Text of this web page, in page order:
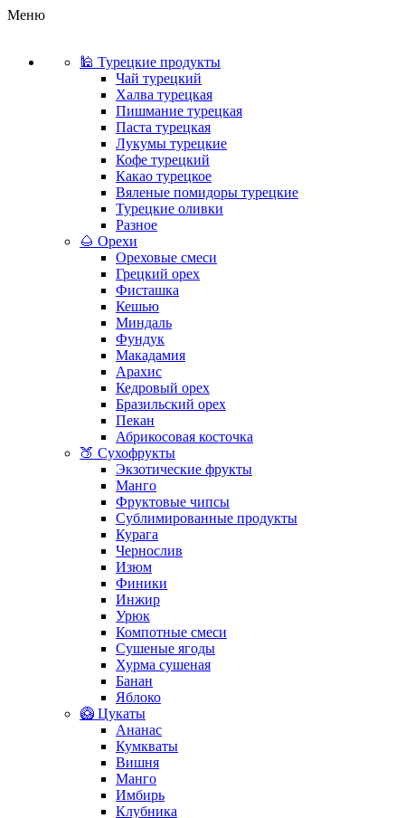
Меню
🕌 Турецкие продукты
Чай турецкий
Халва турецкая
Пишмание турецкая
Паста турецкая
Лукумы турецкие
Кофе турецкий
Какао турецкое
Вяленые помидоры турецкие
Турецкие оливки
Разное
🌰 Орехи
Ореховые смеси
Грецкий орех
Фисташка
Кешью
Миндаль
Фундук
Макадамия
Арахис
Кедровый орех
Бразильский орех
Пекан
Абрикосовая косточка
🍑 Сухофрукты
Экзотические фрукты
Манго
Фруктовые чипсы
Сублимированные продукты
Курага
Чернослив
Изюм
Финики
Инжир
Урюк
Компотные смеси
Сушеные ягоды
Хурма сушеная
Банан
Яблоко
🥝 Цукаты
Ананас
Кумкваты
Вишня
Манго
Имбирь
Клубника